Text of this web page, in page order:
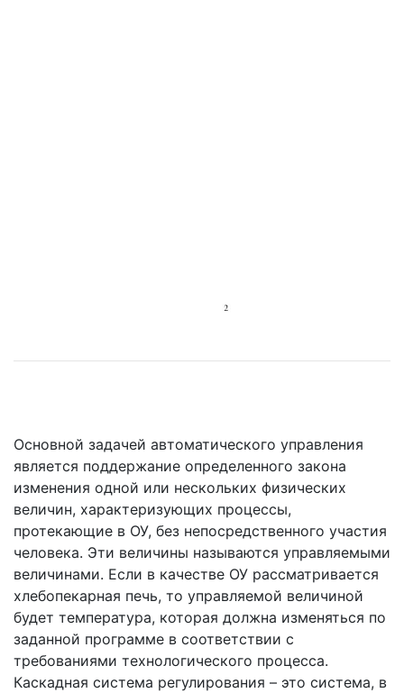
Основной задачей автоматического управления
является поддержание определенного закона
изменения одной или нескольких физических
величин, характеризующих процессы,
протекающие в ОУ, без непосредственного участия
человека. Эти величины называются управляемыми
величинами. Если в качестве ОУ рассматривается
хлебопекарная печь, то управляемой величиной
будет температура, которая должна изменяться по
заданной программе в соответствии с
требованиями технологического процесса.
Каскадная система регулирования – это система, в